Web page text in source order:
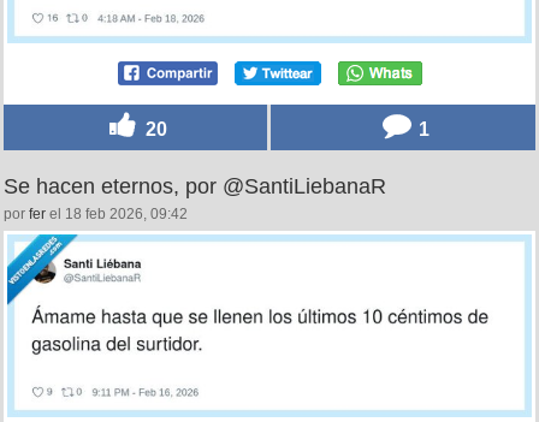
20 1
Se hacen eternos, por @SantiLiebanaR
por fer el 18 feb 2026, 09:42